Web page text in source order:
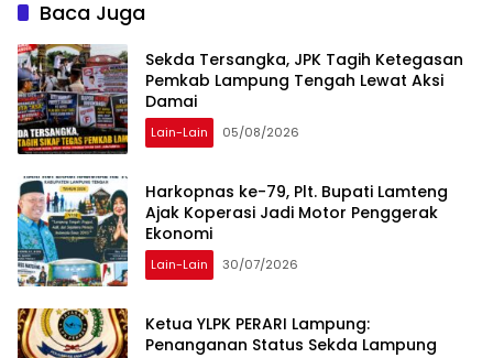
Baca Juga
Sekda Tersangka, JPK Tagih Ketegasan
Pemkab Lampung Tengah Lewat Aksi
Damai
Lain-Lain 05/08/2026
Harkopnas ke-79, Plt. Bupati Lamteng
Ajak Koperasi Jadi Motor Penggerak
Ekonomi
Lain-Lain 30/07/2026
Ketua YLPK PERARI Lampung:
Penanganan Status Sekda Lampung